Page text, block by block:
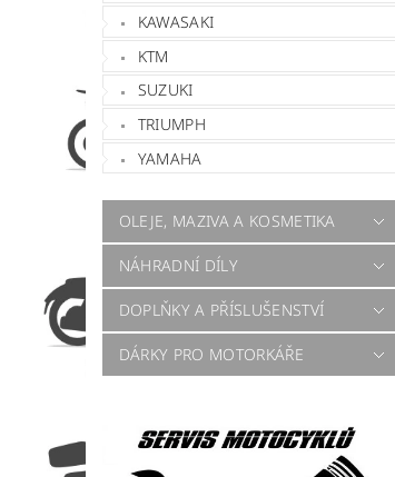
KAWASAKI
KTM
SUZUKI
TRIUMPH
YAMAHA
OLEJE, MAZIVA A KOSMETIKA
NÁHRADNÍ DÍLY
DOPLŇKY A PŘÍSLUŠENSTVÍ
DÁRKY PRO MOTORKÁŘE